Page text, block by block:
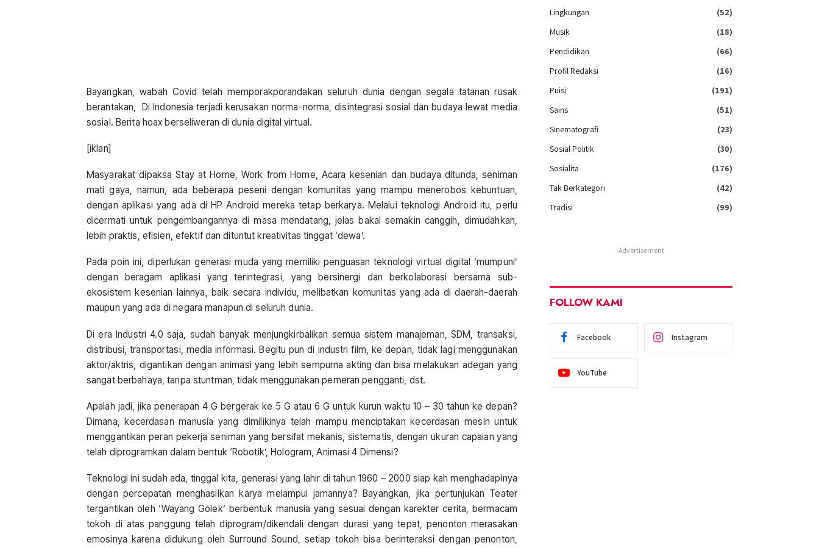
Bayangkan, wabah Covid telah memporakporandakan seluruh dunia dengan segala tatanan rusak
berantakan, Di Indonesia terjadi kerusakan norma-norma, disintegrasi sosial dan budaya lewat media
sosial. Berita hoax berseliweran di dunia digital virtual.
[iklan]
Masyarakat dipaksa Stay at Home, Work from Home, Acara kesenian dan budaya ditunda, seniman
mati gaya, namun, ada beberapa peseni dengan komunitas yang mampu menerobos kebuntuan,
dengan aplikasi yang ada di HP Android mereka tetap berkarya. Melalui teknologi Android itu, perlu
dicermati untuk pengembangannya di masa mendatang, jelas bakal semakin canggih, dimudahkan,
lebih praktis, efisien, efektif dan dituntut kreativitas tinggat ‘dewa’.
Pada poin ini, diperlukan generasi muda yang memiliki penguasan teknologi virtual digital ‘mumpuni’
dengan beragam aplikasi yang terintegrasi, yang bersinergi dan berkolaborasi bersama sub-
ekosistem kesenian lainnya, baik secara individu, melibatkan komunitas yang ada di daerah-daerah
maupun yang ada di negara manapun di seluruh dunia.
Di era Industri 4.0 saja, sudah banyak menjungkirbalikan semua sistem manajeman, SDM, transaksi,
distribusi, transportasi, media informasi. Begitu pun di industri film, ke depan, tidak lagi menggunakan
aktor/aktris, digantikan dengan animasi yang lebih sempurna akting dan bisa melakukan adegan yang
sangat berbahaya, tanpa stuntman, tidak menggunakan pemeran pengganti, dst.
Apalah jadi, jika penerapan 4 G bergerak ke 5 G atau 6 G untuk kurun waktu 10 – 30 tahun ke depan?
Dimana, kecerdasan manusia yang dimilikinya telah mampu menciptakan kecerdasan mesin untuk
menggantikan peran pekerja seniman yang bersifat mekanis, sistematis, dengan ukuran capaian yang
telah diprogramkan dalam bentuk ‘Robotik’, Hologram, Animasi 4 Dimensi?
Teknologi ini sudah ada, tinggal kita, generasi yang lahir di tahun 1960 – 2000 siap kah menghadapinya
dengan percepatan menghasilkan karya melampui jamannya? Bayangkan, jika pertunjukan Teater
tergantikan oleh ‘Wayang Golek’ berbentuk manusia yang sesuai dengan karekter cerita, bermacam
tokoh di atas panggung telah diprogram/dikendali dengan durasi yang tepat, penonton merasakan
emosinya karena didukung oleh Surround Sound, setiap tokoh bisa berinteraksi dengan penonton,
Lingkungan
(52)
Musik
(18)
Pendidikan
(66)
Profil Redaksi
(16)
Puisi
(191)
Sains
(51)
Sinematografi
(23)
Sosial Politik
(30)
Sosialita
(176)
Tak Berkategori
(42)
Tradisi
(99)
Advertisement
FOLLOW KAMI
Facebook Instagram
YouTube